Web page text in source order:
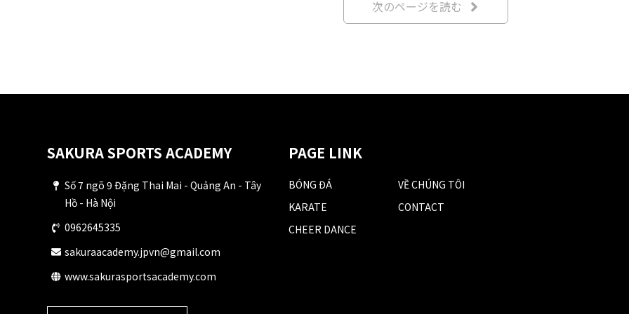
次のページを読む
SAKURA SPORTS ACADEMY
Số 7 ngõ 9 Đặng Thai Mai - Quảng An - Tây
Hồ - Hà Nội
0962645335
sakuraacademy.jpvn@gmail.com
www.sakurasportsacademy.com
PAGE LINK
BÓNG ĐÁ
KARATE
CHEER DANCE
VỀ CHÚNG TÔI
CONTACT